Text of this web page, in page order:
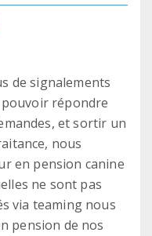
de signalements
répondre
et sortir un
nous
en pension canine
ne sont pas
via teaming nous
pension de nos